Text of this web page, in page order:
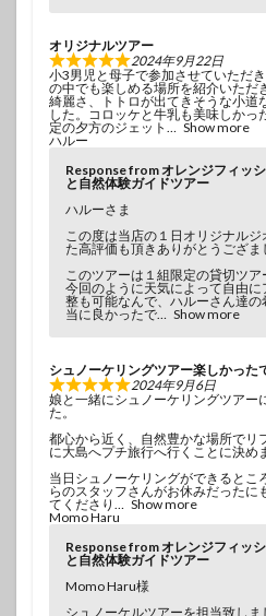
オリジナルツアー
2024年9月22日
小3男児と母子で参加させていただ
の中でも楽しめる場所を紹介いただ
綺麗さ、トトロが出てきそうな小道
した。コロッケと牛乳も美味しかっ
定の夕方のジェット
Show more
ハルー
Response from オレンジフィッ
と自然体験ガイドツアー
ハルーさま
この度は当店の１日オリジナル
た高評価も頂きありがとうござま
このツアーは１組限定の貸切ツ
今回のように天気によって自由
整も可能なんで、ハルーさん達
当に良かったで
Show more
シュノーケリングツアー楽しかった
2024年9月6日
娘と一緒にシュノーケリングツアー
た。
都心から近く、自然豊かな場所でリ
に大島へプチ旅行へ行くことに決め
当日シュノーケリングができるとこ
らのスタッフさんがお休みだったに
てくださり
Show more
Momo Haru
Response from オレンジフィッ
と自然体験ガイドツアー
Momo Haru様
シュノーケルツアーを担当致し